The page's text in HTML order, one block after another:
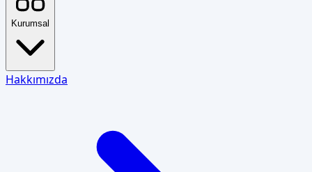
Kurumsal
Hakkımızda